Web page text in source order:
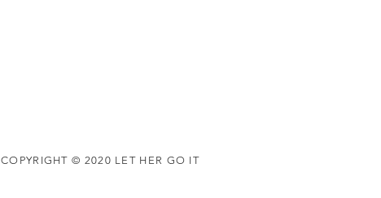
COPYRIGHT © 2020 LET HER GO IT